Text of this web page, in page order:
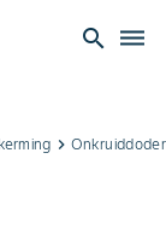
search dehaze
keyboard_arrow_right